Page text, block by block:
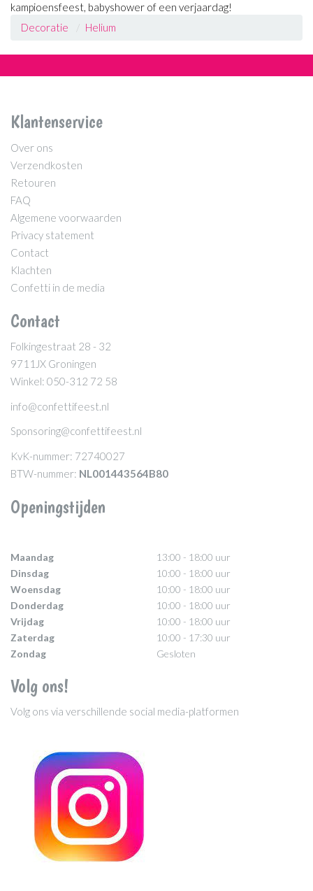
kampioensfeest, babyshower of een verjaardag!
Decoratie
Helium
Klantenservice
Over ons
Verzendkosten
Retouren
FAQ
Algemene voorwaarden
Privacy statement
Contact
Klachten
Confetti in de media
Contact
Folkingestraat 28 - 32
9711JX Groningen
Winkel: 050-312 72 58
info@confettifeest.nl
Sponsoring@confettifeest.nl
KvK-nummer: 72740027
BTW-nummer: NL001443564B80
Openingstijden
Maandag
13:00 - 18:00 uur
Dinsdag
10:00 - 18:00 uur
Woensdag
10:00 - 18:00 uur
Donderdag
10:00 - 18:00 uur
Vrijdag
10:00 - 18:00 uur
Zaterdag
10:00 - 17:30 uur
Zondag
Gesloten
Volg ons!
Volg ons via verschillende social media-platformen